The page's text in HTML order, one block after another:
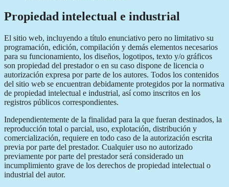
Propiedad intelectual e industrial
El sitio web, incluyendo a título enunciativo pero no limitativo su
programación, edición, compilación y demás elementos necesarios
para su funcionamiento, los diseños, logotipos, texto y/o gráficos
son propiedad del prestador o en su caso dispone de licencia o
autorización expresa por parte de los autores. Todos los contenidos
del sitio web se encuentran debidamente protegidos por la normativa
de propiedad intelectual e industrial, así como inscritos en los
registros públicos correspondientes.
Independientemente de la finalidad para la que fueran destinados, la
reproducción total o parcial, uso, explotación, distribución y
comercialización, requiere en todo caso de la autorización escrita
previa por parte del prestador. Cualquier uso no autorizado
previamente por parte del prestador será considerado un
incumplimiento grave de los derechos de propiedad intelectual o
industrial del autor.